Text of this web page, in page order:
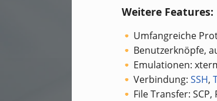
Weitere Features:
Umfangreiche
Benutzerknöpfe,
Emulationen:
Verbindung: SSH,
File Transfer: SCP,